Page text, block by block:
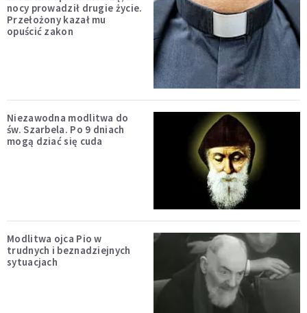
nocy prowadził drugie życie.
Przełożony kazał mu
opuścić zakon
Niezawodna modlitwa do
św. Szarbela. Po 9 dniach
mogą dziać się cuda
Modlitwa ojca Pio w
trudnych i beznadziejnych
sytuacjach